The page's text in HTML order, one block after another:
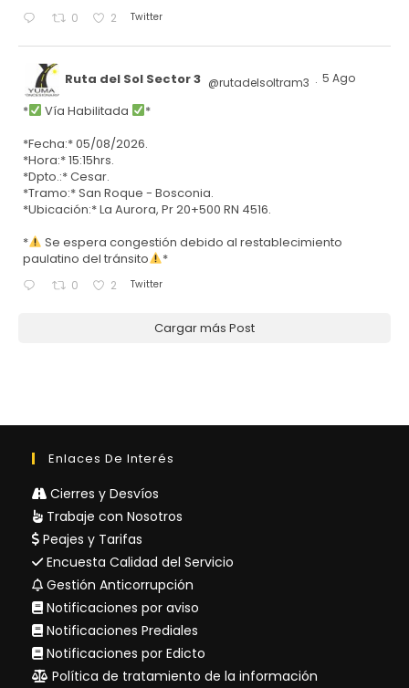
0 2 Twitter
Ruta del Sol Sector 3 @rutadelsoltram3 · 5 Ago
* Vía Habilitada
*
*Fecha:* 05/08/2026.
*Hora:* 15:15hrs.
*Dpto.:* Cesar.
*Tramo:* San Roque - Bosconia.
*Ubicación:* La Aurora, Pr 20+500 RN 4516.
*
Se espera congestión debido al restablecimiento
paulatino del tránsito
*
0 2 Twitter
Cargar más Post
Enlaces De Interés
Cierres y Desvíos
Trabaje con Nosotros
Peajes y Tarifas
Encuesta Calidad del Servicio
Gestión Anticorrupción
Notificaciones por aviso
Notificaciones Prediales
Notificaciones por Edicto
Política de tratamiento de la información